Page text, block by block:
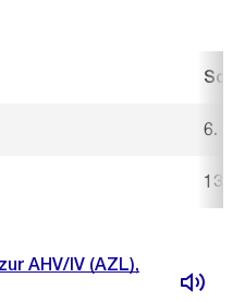
6.
13.
AHV/IV (AZL),